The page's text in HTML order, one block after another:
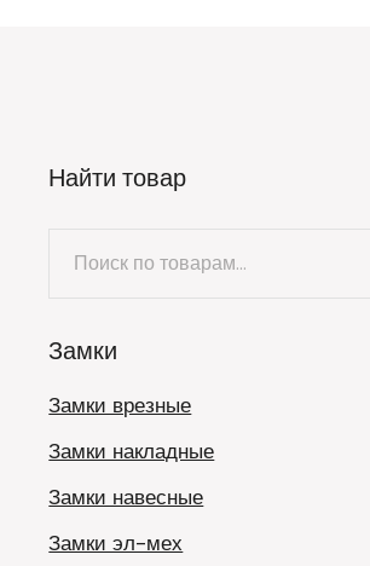
Найти товар
Замки
Замки врезные
Замки накладные
Замки навесные
Замки эл-мех